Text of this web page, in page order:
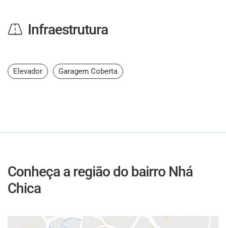
Infraestrutura
Elevador Garagem Coberta
Conheça a região do bairro Nhá
Chica